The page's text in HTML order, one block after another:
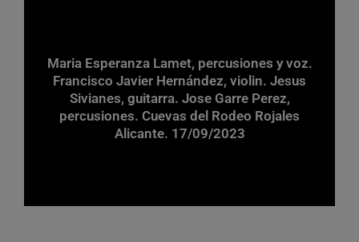
Maria Esperanza Lamet, percusiones y voz.
Francisco Javier Hernández, violin. Jesus
Sivianes, guitarra. Jose Garre Perez,
percusiones. Cuevas del Rodeo Rojales
Alicante. 17/09/2023